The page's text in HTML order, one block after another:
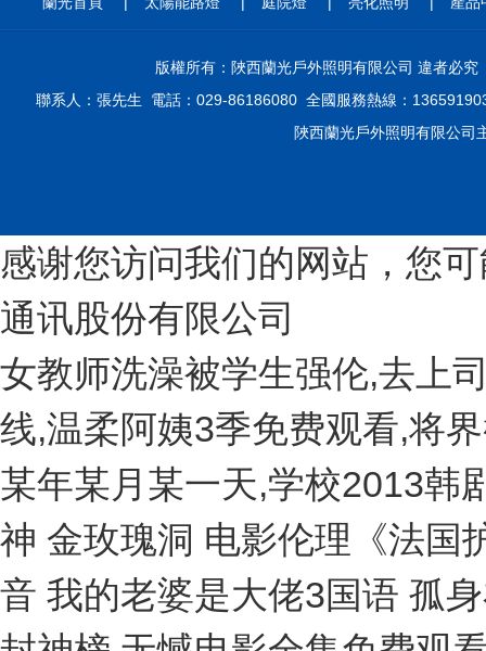
版權所有：陜西蘭光戶外照明有限公司 違者必究
聯系人：張先生 電話：029-86186080 全國服務熱線：
陜西蘭光戶外照明有限公司
感谢您访问我们的网站，您
通讯股份有限公司
女教师洗澡被学生强伦,去上
线,温柔阿姨3季免费观看,将
某年某月某一天,学校2013韩